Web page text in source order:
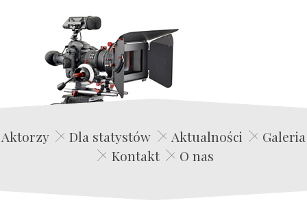
Edwin Film Agencja Aktorska
Aktorzy Dla statystów Aktualności
Galeria
Kontakt
O nas